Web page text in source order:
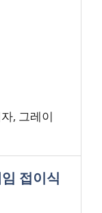
, 그레이
접이식